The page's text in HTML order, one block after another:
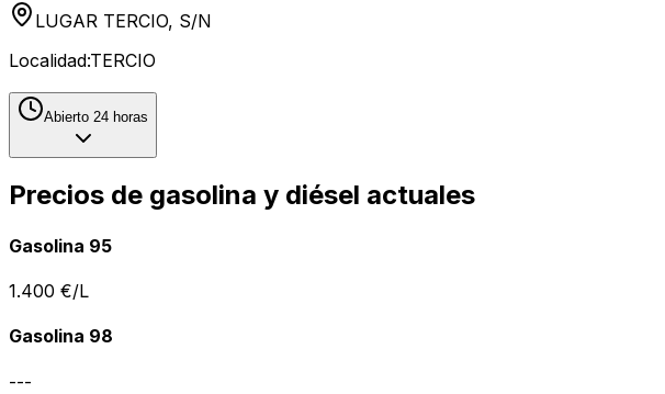
LUGAR TERCIO, S/N
Localidad:TERCIO
Abierto 24 horas
Precios de gasolina y diésel actuales
Gasolina 95
1.400 €/L
Gasolina 98
---